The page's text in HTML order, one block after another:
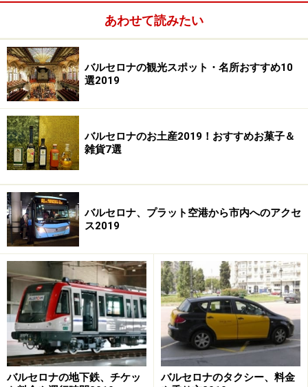
カタルーニャ美術館の身どころ
壁画は教会の壁のような場所に展示されているので当時の作
品のイメージが掴みやすい
絶対に見ておきたいのは、美術館の目玉、ロマネスク様
能のキリスト（Absis central de Sant Climennto)は、絵画
に奥行きをもたせる鮮やかな色彩が特徴で、あのピカソ
も賞嘆したとか。
あわせて読みたい
バルセロナの観光スポット・名所おすすめ10
選2019
バルセロナのお土産2019！おすすめお菓子＆
雑貨7選
バルセロナ、プラット空港から市内へのアクセ
ス2019
バルセロナの地下鉄、チケッ
バルセロナのタクシー、料金